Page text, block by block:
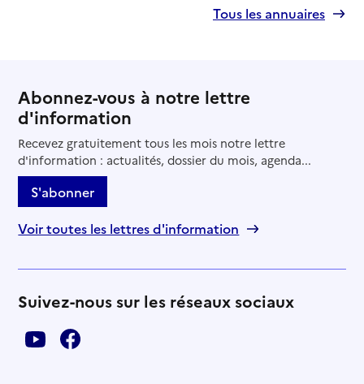
Tous les annuaires
Abonnez-vous à notre lettre
d'information
Recevez gratuitement tous les mois notre lettre
d'information : actualités, dossier du mois, agenda...
S'abonner
Voir toutes les lettres d'information
Suivez-nous sur les réseaux sociaux